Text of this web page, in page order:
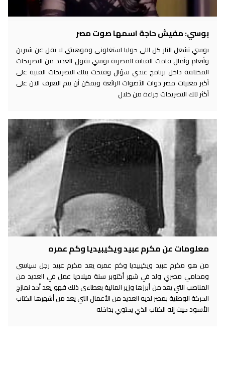
بوسي: مفيش حاجة اسمها صوت مصر
بوسي تشعل النار كل اللي حوليا استغلوني وموهبتي لا تقل عن شيرين
وأنغام وآمال قامت الفنانة المصرية بوسي بقول العديد من التصريحات
المختلفة داخل برنامج عندي سؤال وفتحت بتلك التصريحات الفنية على
أكبر مغنيات مصر ذوات الأصوات الرائعة ويمكن أن يتم التعرف الآن على
أكثر تلك التصريحات جراءة من خلال
معلومات عن مكرم عبيد ويكيبيديا وكم عمره
من هو مكرم عبيد ويكيبيديا وكم عمره يعد مكرم عبيد رجل سياسي
ومحامي مصري ولد في شهر أكتوبر سنة ميلاديا عمل في العديد من
المناصب التي يعد من أبرزها وزير المالية بعطاءى ذلك فهو يعد أحد نمازج
الحركة الوطنية بمصر لديه العديد من الأعمال التي يعد من أشهرها الكتاب
الأسود حيث إنه الكتاب الذي يحتوي بداخله